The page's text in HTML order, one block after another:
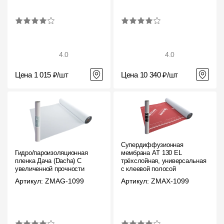
4.0
Цена 1 015 ₽/шт
4.0
Цена 10 340 ₽/шт
Гидро/пароизоляционная
пленка Дача (Dacha) C
увеличенной прочности
Артикул: ZMAG-1099
Супердиффузионная
мембрана АT 130 EL
трёхслойная, универсальная
с клеевой полосой
Артикул: ZMAX-1099